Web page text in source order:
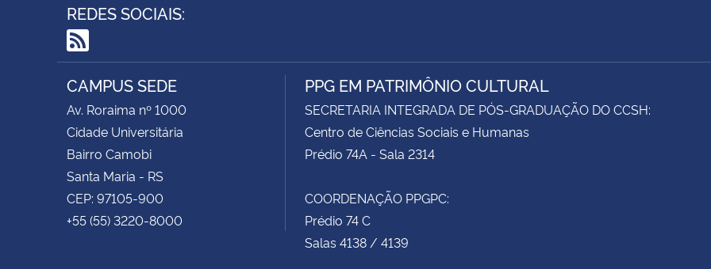
REDES SOCIAIS:
RSS
CAMPUS SEDE
Av. Roraima nº 1000
Cidade Universitária
Bairro Camobi
Santa Maria - RS
CEP: 97105-900
+55 (55) 3220-8000
PPG EM PATRIMÔNIO CULTURAL
SECRETARIA INTEGRADA DE PÓS-GRADUAÇÃO DO CCSH:
Centro de Ciências Sociais e Humanas
Prédio 74A - Sala 2314
COORDENAÇÃO PPGPC:
Prédio 74 C
Salas 4138 / 4139